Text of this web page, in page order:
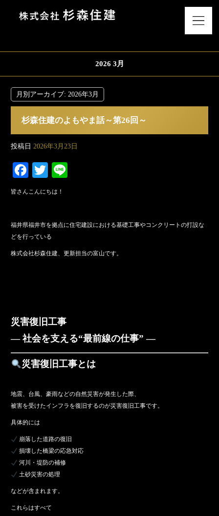
2026 3月
月別アーカイブ:2026年3月
杉森住建のよもやま話～第26回～
投稿日 2026年3月23日
Fa
ce
ok
T
wi
r
皆さんこんにちは！
福井県福井市を拠点に住宅建設における基礎工事やコンクリートの打設な
どを行っている
株式会社杉森住建、更新担当の富山です。
災害復旧工事
― 社会を支える“最前線の仕事” ―
災害復旧工事とは
地震、台風、豪雨などの自然災害が発生した際、
被害を受けたインフラを復旧するのが災害復旧工事です。
具体的には
崩落した道路の復旧
損壊した橋梁の応急対応
河川・堤防の補修
土砂災害の処理
などが含まれます。
これらはすべて